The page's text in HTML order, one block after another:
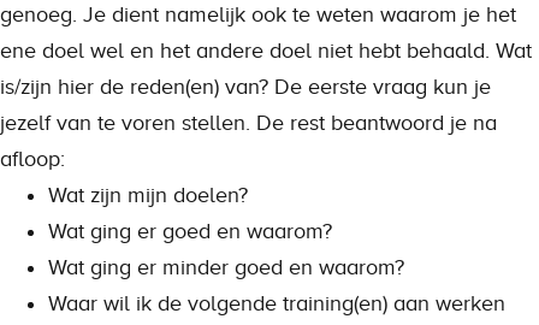
genoeg. Je dient namelijk ook te weten waarom je het
ene doel wel en het andere doel niet hebt behaald. Wat
is/zijn hier de reden(en) van? De eerste vraag kun je
jezelf van te voren stellen. De rest beantwoord je na
afloop:
Wat zijn mijn doelen?
Wat ging er goed en waarom?
Wat ging er minder goed en waarom?
Waar wil ik de volgende training(en) aan werken